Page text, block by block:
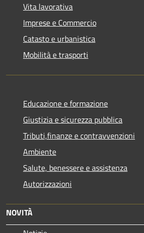
Vita lavorativa
Imprese e Commercio
Catasto e urbanistica
Mobilità e trasporti
Educazione e formazione
Giustizia e sicurezza pubblica
Tributi,finanze e contravvenzioni
Ambiente
Salute, benessere e assistenza
Autorizzazioni
NOVITÀ